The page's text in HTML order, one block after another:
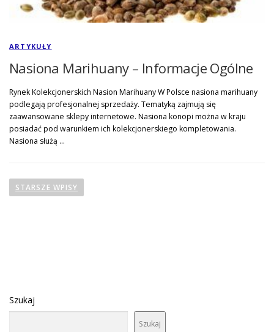
ARTYKUŁY
Nasiona Marihuany – Informacje Ogólne
Rynek Kolekcjonerskich Nasion Marihuany W Polsce nasiona marihuany
podlegają profesjonalnej sprzedaży. Tematyką zajmują się
zaawansowane sklepy internetowe. Nasiona konopi można w kraju
posiadać pod warunkiem ich kolekcjonerskiego kompletowania.
Nasiona służą …
a
a
p
STARSZE WPISY
Szukaj
Szukaj